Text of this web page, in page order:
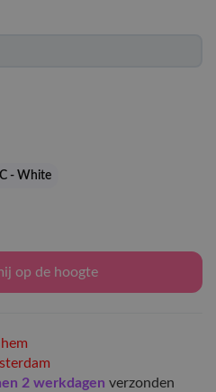
C - White
op de hoogte
2 werkdagen verzonden